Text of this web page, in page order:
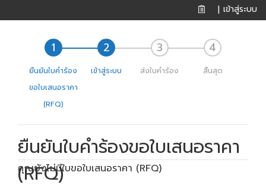
| เข้าสู่ระบบ
ยืนยันใบคำร้อง
ขอใบเสนอราคา
(RFQ)
เข้าสู่ระบบ ส่งใบคำร้อง สิ้นสุด
ยืนยันใบคำร้องขอใบเสนอราคา
(RFQ)
คุณยังไม่มีใบขอใบเสนอราคา (RFQ)